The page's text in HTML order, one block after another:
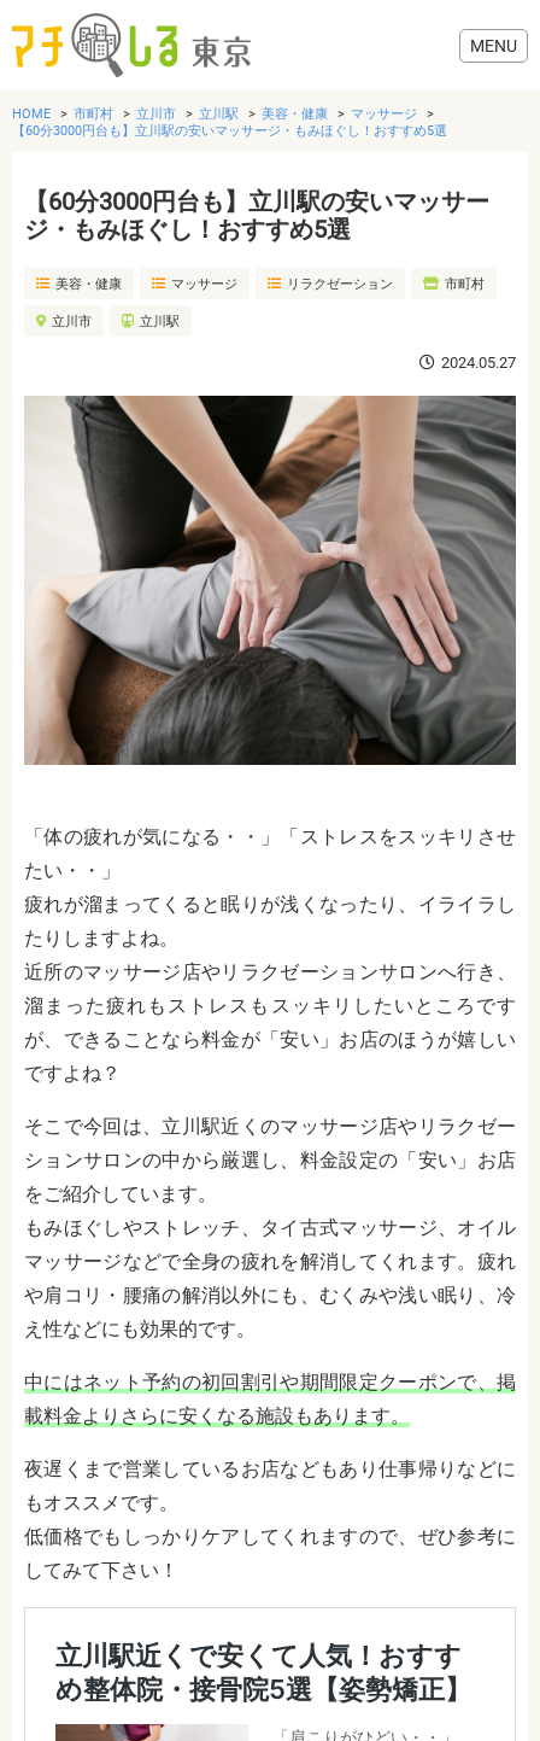
グルメ
美容・健康
おでかけ
生活
HOME 市町村 立川市 立川駅 美容・健康
マッサージ
【60分3000円台も】立川駅の安いマッサージ・もみほぐし！おすすめ5選
【60分3000円台も】立川駅の安いマッサー
ジ・もみほぐし！おすすめ5選
美容・健康 マッサージ リラクゼーション 市町村
立川市 立川駅
2024.05.27
「体の疲れが気になる・・」「ストレスをスッキリさせ
たい・・」
疲れが溜まってくると眠りが浅くなったり、イライラし
たりしますよね。
近所のマッサージ店やリラクゼーションサロンへ行き、
溜まった疲れもストレスもスッキリしたいところです
が、できることなら料金が「安い」お店のほうが嬉しい
ですよね？
そこで今回は、立川駅近くのマッサージ店やリラクゼー
ションサロンの中から厳選し、料金設定の「安い」お店
をご紹介しています。
もみほぐしやストレッチ、タイ古式マッサージ、オイル
マッサージなどで全身の疲れを解消してくれます。疲れ
や肩コリ・腰痛の解消以外にも、むくみや浅い眠り、冷
え性などにも効果的です。
中にはネット予約の初回割引や期間限定クーポンで、掲
載料金よりさらに安くなる施設もあります。
夜遅くまで営業しているお店などもあり仕事帰りなどに
もオススメです。
低価格でもしっかりケアしてくれますので、ぜひ参考に
してみて下さい！